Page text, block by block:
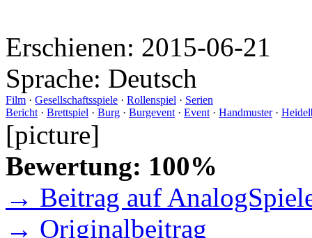
Erschienen: 2015-06-21
Sprache: Deutsch
Film · Gesellschaftsspiele · Rollenspiel · Serien
Bericht · Brettspiel · Burg · Burgevent · Event · Handmuster·
[picture]
Bewertung: 100%
→ Beitrag auf
→ Originalbeitrag